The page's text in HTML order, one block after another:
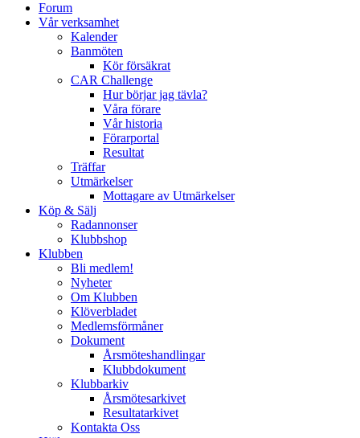
Forum
Vår verksamhet
Kalender
Banmöten
Kör försäkrat
CAR Challenge
Hur börjar jag tävla?
Våra förare
Vår historia
Förarportal
Resultat
Träffar
Utmärkelser
Mottagare av Utmärkelser
Köp & Sälj
Radannonser
Klubbshop
Klubben
Bli medlem!
Nyheter
Om Klubben
Klöverbladet
Medlemsförmåner
Dokument
Årsmöteshandlingar
Klubbdokument
Klubbarkiv
Årsmötesarkivet
Resultatarkivet
Kontakta Oss